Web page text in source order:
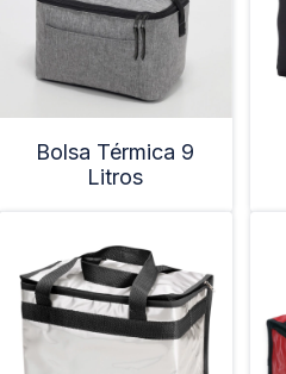
Bolsa Térmica 9
Litros